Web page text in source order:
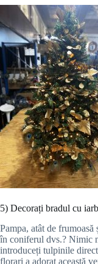
5) Decorați bradul cu
Pampa, atât de
în coniferul dvs.? Nimic
introduceți tulpinile
florari a adorat această